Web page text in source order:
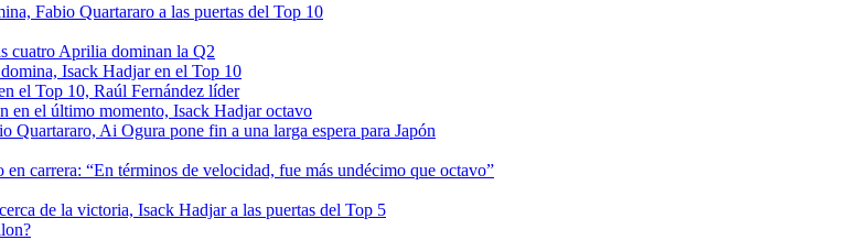
Fabio Quartararo a las puertas del Top 10
cuatro Aprilia dominan la Q2
Isack Hadjar en el Top 10
el Top 10, Raúl Fernández líder
en el último momento, Isack Hadjar octavo
Ai Ogura pone fin a una larga espera para Japón
carrera: “En términos de velocidad, fue más undécimo que octavo”
de la victoria, Isack Hadjar a las puertas del Top 5